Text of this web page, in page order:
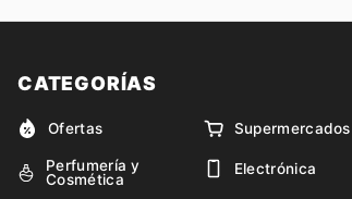
CATEGORÍAS
Ofertas Supermercados
Perfumería y
Cosmética
Electrónica